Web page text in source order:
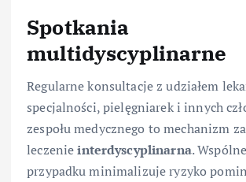
Spotkania
multidyscyplinarne
Regularne konsultacje z udziałem
specjalności, pielęgniarek i innych
zespołu medycznego to mechanizm
leczenieinterdyscyplinarna.
przypadku minimalizuje ryzyko